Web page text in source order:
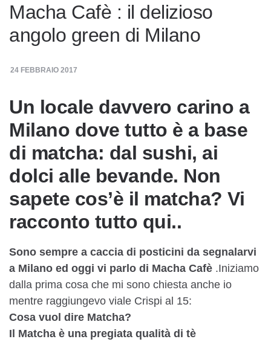
Macha Cafè : il delizioso
angolo green di Milano
24 FEBBRAIO 2017
Un locale davvero carino a
Milano dove tutto è a base
di matcha: dal sushi, ai
dolci alle bevande. Non
sapete cos’è il matcha? Vi
racconto tutto qui..
Sono sempre a caccia di posticini da segnalarvi
a Milano ed oggi vi parlo di Macha Cafè .Iniziamo
dalla prima cosa che mi sono chiesta anche io
mentre raggiungevo viale Crispi al 15:
Cosa vuol dire Matcha?
Il Matcha è una pregiata qualità di tè